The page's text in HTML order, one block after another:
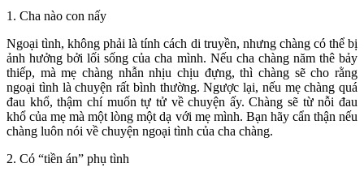
1. Cha nào con nấy
Ngoại tình, không phải là tính cách di truyền, nhưng chàng có thể bị
ảnh hưởng bởi lối sống của cha mình. Nếu cha chàng năm thê bảy
thiếp, mà mẹ chàng nhẫn nhịu chịu đựng, thì chàng sẽ cho rằng
ngoại tình là chuyện rất bình thường. Ngược lại, nếu mẹ chàng quá
đau khổ, thậm chí muốn t‌ּự t‌ּử về chu‌yện ấ‌y. Chàng sẽ từ nỗi đau
khổ của mẹ mà một lòng một dạ với mẹ mình. Bạn hãy cẩn thận nếu
chàng luôn nói về chuyện ngoại tình của cha chàng.
2. Có “tiền án” phụ tình